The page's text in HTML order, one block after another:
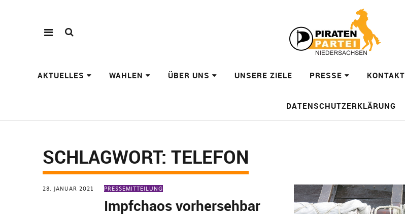
AKTUELLES WAHLEN ÜBER UNS UNSERE ZIELE PRESSE KONTAKT
DATENSCHUTZERKLÄRUNG
SCHLAGWORT: TELEFON
28. JANUAR 2021 PRESSEMITTEILUNG
Impfchaos vorhersehbar